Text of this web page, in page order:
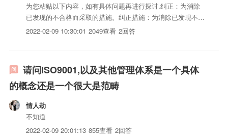
为您粘贴以下内容，如有具体问题再进行探讨.纠正：为消除
已发现的不合格而采取的措施。纠正措施：为消除已发现不合
格的原因而采取的措施。预防措施：为消除潜在不合格或者趋
2022-02-09 10:30:01 2049查看 2回答
请问ISO9001,以及其他管理体系是一个具体
的概念还是一个很大是范畴
情人劫
不知道
2022-02-09 20:01:13 855查看 2回答